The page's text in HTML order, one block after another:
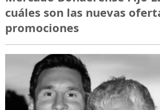
cuáles son las nuevas
promociones